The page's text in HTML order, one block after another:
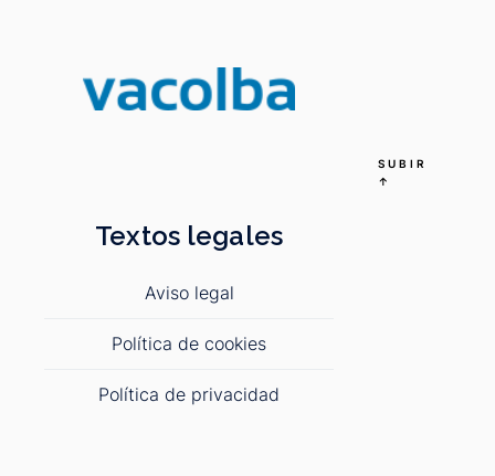
Textos legales
Aviso legal
Política de cookies
Política de privacidad
SUBIR
↑